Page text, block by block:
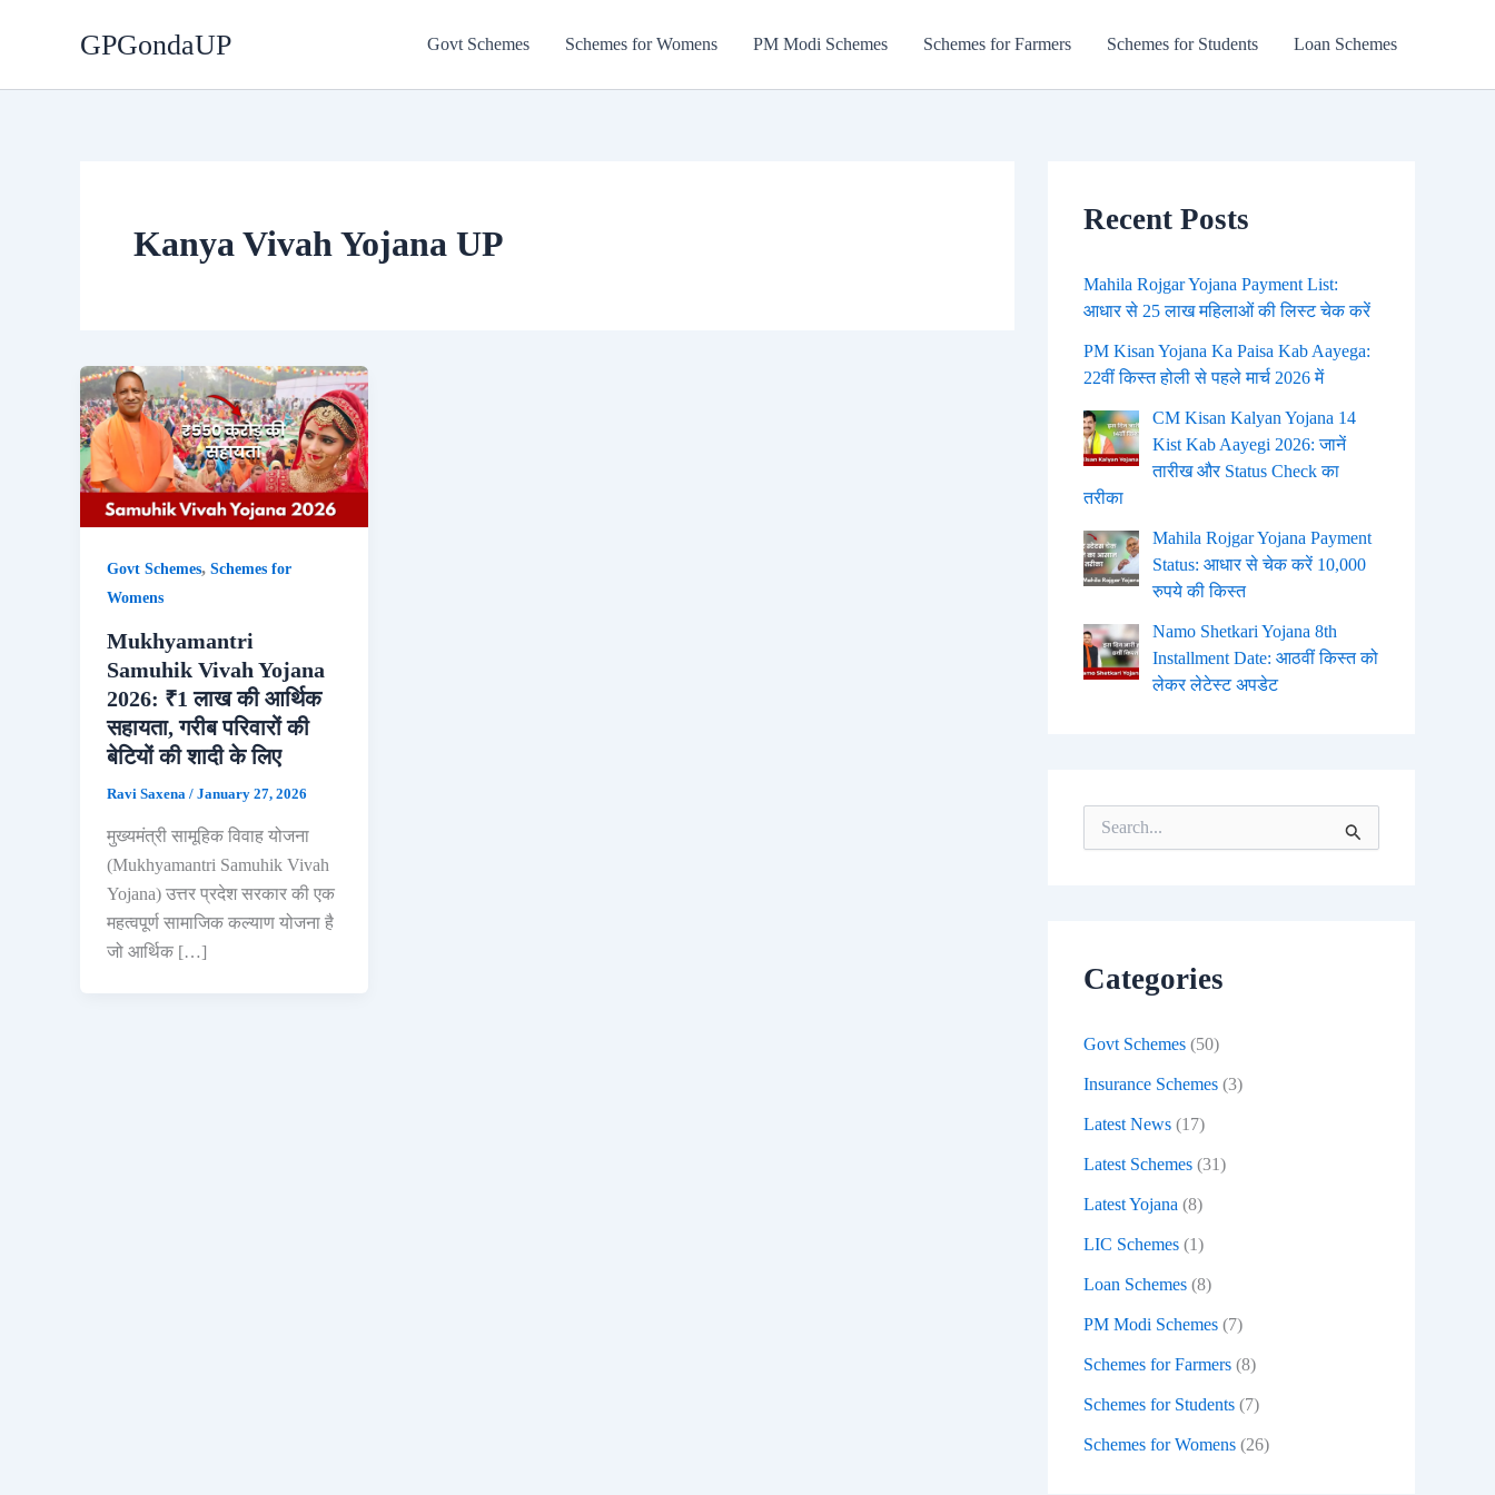
GPGondaUP Govt Schemes Schemes for Womens PM Modi Schemes Schemes for Farmers Schemes for Students Loan Schemes
Kanya Vivah Yojana UP
Govt Schemes, Schemes for
Womens
Mukhyamantri
Samuhik Vivah Yojana
2026: ₹1 लाख की आर्थिक
सहायता, गरीब परिवारों की
बेटियों की शादी के लिए
Ravi Saxena / January 27, 2026
मुख्यमंत्री सामूहिक विवाह योजना
(Mukhyamantri Samuhik Vivah
Yojana) उत्तर प्रदेश सरकार की एक
महत्वपूर्ण सामाजिक कल्याण योजना है
जो आर्थिक […]
Recent Posts
Mahila Rojgar Yojana Payment List:
आधार से 25 लाख महिलाओं की लिस्ट चेक करें
PM Kisan Yojana Ka Paisa Kab Aayega:
22वीं किस्त होली से पहले मार्च 2026 में
CM Kisan Kalyan Yojana 14
Kist Kab Aayegi 2026: जानें
तारीख और Status Check का
तरीका
Mahila Rojgar Yojana Payment
Status: आधार से चेक करें 10,000
रुपये की किस्त
Namo Shetkari Yojana 8th
Installment Date: आठवीं किस्त को
लेकर लेटेस्ट अपडेट
o
Categories
Govt Schemes (50)
Insurance Schemes (3)
Latest News (17)
Latest Schemes (31)
Latest Yojana (8)
LIC Schemes (1)
Loan Schemes (8)
PM Modi Schemes (7)
Schemes for Farmers (8)
Schemes for Students (7)
Schemes for Womens (26)